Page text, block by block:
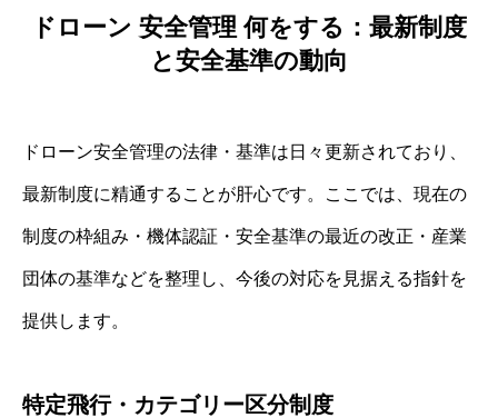
ドローン 安全管理 何をする：最新制度
と安全基準の動向
ドローン安全管理の法律・基準は日々更新されており、
最新制度に精通することが肝心です。ここでは、現在の
制度の枠組み・機体認証・安全基準の最近の改正・産業
団体の基準などを整理し、今後の対応を見据える指針を
提供します。
特定飛行・カテゴリー区分制度